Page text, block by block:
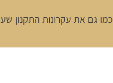
גם את עקרונות התקנון